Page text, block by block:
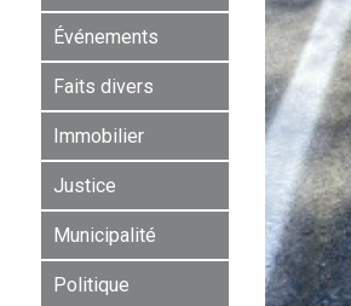
Événements
Faits divers
Immobilier
Justice
Municipalité
Politique